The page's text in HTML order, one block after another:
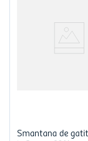
Smantana de gatit